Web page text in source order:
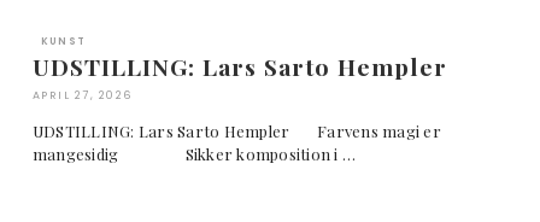
KUNST
UDSTILLING: Lars Sarto Hempler
APRIL 27, 2026
UDSTILLING: Lars Sarto Hempler Farvens magi er
mangesidig Sikker komposition i …